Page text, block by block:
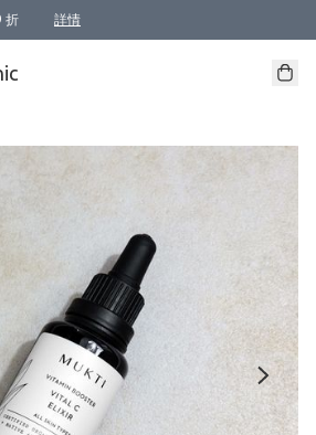
折 詳情
折/3件85折】
自由選2件9折/3件85折/5件8折】
85折
界﹞系列2件9折】
9折 3支85折
件9折, 2件88折 3件85折
任選2件9折
件9折/3件85折/5件8折】
件9折/3件85折/5件8折】
效養護 BODY OIL 組2件88折/3件85折】
套裝2件88折】
件88折/3件85折】
自由選2件88折/3件85折/4件或以上8折】
優惠！
金扣減獎賞優惠 !! 記得去賬户資料填上生日日期啦 !
$400 免運費
免運費